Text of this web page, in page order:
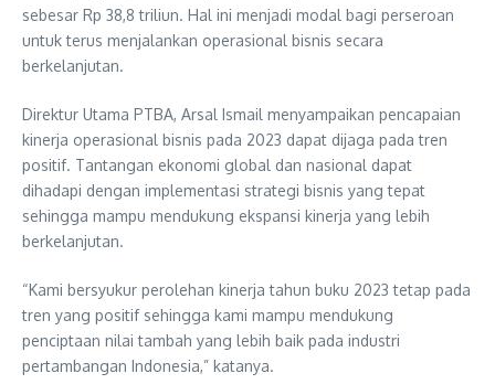
sebesar Rp 38,8 triliun. Hal ini menjadi modal bagi perseroan
untuk terus menjalankan operasional bisnis secara
berkelanjutan.
Direktur Utama PTBA, Arsal Ismail menyampaikan pencapaian
kinerja operasional bisnis pada 2023 dapat dijaga pada tren
positif. Tantangan ekonomi global dan nasional dapat
dihadapi dengan implementasi strategi bisnis yang tepat
sehingga mampu mendukung ekspansi kinerja yang lebih
berkelanjutan.
“Kami bersyukur perolehan kinerja tahun buku 2023 tetap pada
tren yang positif sehingga kami mampu mendukung
penciptaan nilai tambah yang lebih baik pada industri
pertambangan Indonesia,” katanya.